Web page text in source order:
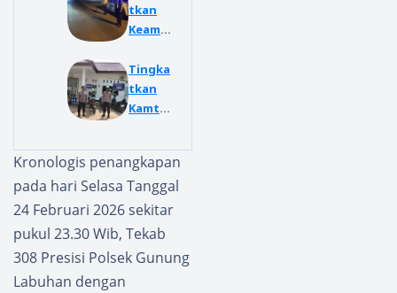
tkan
Keama
dan
Kesela
matan,
Polres
Way
Kanan
Patroli
Blue
Tingka
tkan
Kamtib
Polsek
Way
Tuba
Intensi
fkan
Patroli
di
Kronologis penangkapan
pada hari Selasa Tanggal
24 Februari 2026 sekitar
pukul 23.30 Wib, Tekab
308 Presisi Polsek Gunung
Labuhan dengan